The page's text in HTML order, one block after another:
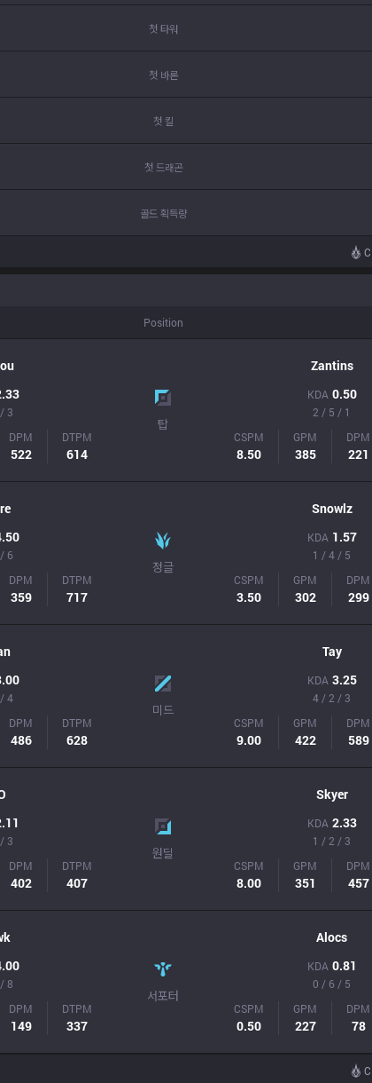
첫 타워
첫 바론
첫 킬
첫 드래곤
골드 획득량
Position
3
DPM
522
DTPM
614
탑
Zantins
KDA 0.50
2 / 5 / 1
CSPM
8.50
GPM
385
DPM
221
6
DPM
359
DTPM
717
정글
Snowlz
KDA 1.57
1 / 4 / 5
CSPM
3.50
GPM
302
DPM
299
4
DPM
486
DTPM
628
미드
Tay
KDA 3.25
4 / 2 / 3
CSPM
9.00
GPM
422
DPM
589
3
DPM
402
DTPM
407
원딜
Skyer
KDA 2.33
1 / 2 / 3
CSPM
8.00
GPM
351
DPM
457
8
DPM
149
DTPM
337
서포터
Alocs
KDA 0.81
0 / 6 / 5
CSPM
0.50
GPM
227
DPM
78